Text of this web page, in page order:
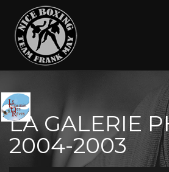
LA GALERIE
2004-2003